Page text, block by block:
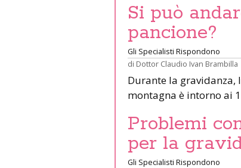
Si può
pancione?
Gli Specialisti Rispondono
di Dottor Claudio Ivan Brambilla
Durante la gravidanza,
montagna è intorno ai
Problemi
per la
Gli Specialisti Rispondono